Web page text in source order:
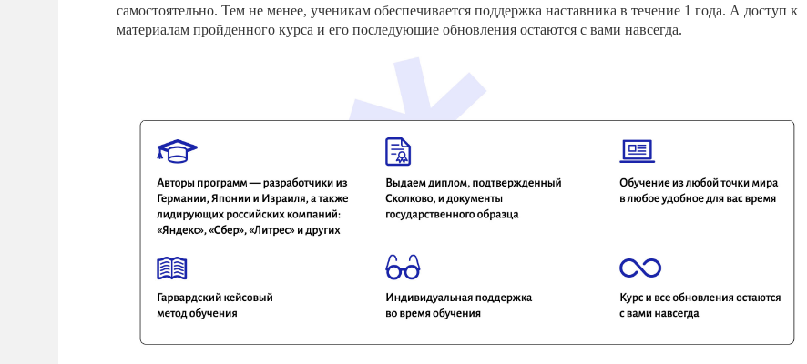
самостоятельно. Тем не менее, ученикам обеспечивается поддержка наставника в течение 1 года. А доступ к
материалам пройденного курса и его последующие обновления остаются с вами навсегда.